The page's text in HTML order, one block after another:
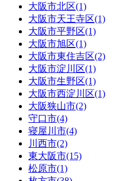
大阪市北区(1)
大阪市天王寺区(1)
大阪市平野区(1)
大阪市旭区(1)
大阪市東住吉区(2)
大阪市淀川区(1)
大阪市生野区(1)
大阪市西淀川区(1)
大阪狭山市(2)
守口市(4)
寝屋川市(4)
川西市(2)
東大阪市(15)
松原市(1)